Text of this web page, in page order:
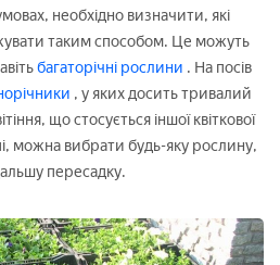
необхідно визначити, які
таким способом. Це можуть
багаторічні рослини . На посів
, у яких досить тривалий
що стосується іншої квіткової
можна вибрати будь-яку рослину,
пересадку.